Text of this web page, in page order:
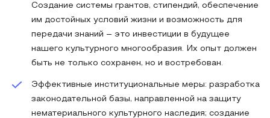
Создание системы грантов, стипендий, обеспечение
им достойных условий жизни и возможность для
передачи знаний – это инвестиции в будущее
нашего культурного многообразия. Их опыт должен
быть не только сохранен, но и востребован.
Эффективные институциональные меры: разработка
законодательной базы, направленной на защиту
нематериального культурного наследия; создание